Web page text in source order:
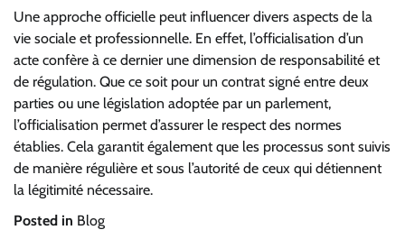
Une approche officielle peut influencer divers aspects de la
vie sociale et professionnelle. En effet, l’officialisation d’un
acte confère à ce dernier une dimension de responsabilité et
de régulation. Que ce soit pour un contrat signé entre deux
parties ou une législation adoptée par un parlement,
l’officialisation permet d’assurer le respect des normes
établies. Cela garantit également que les processus sont suivis
de manière régulière et sous l’autorité de ceux qui détiennent
la légitimité nécessaire.
Posted in Blog